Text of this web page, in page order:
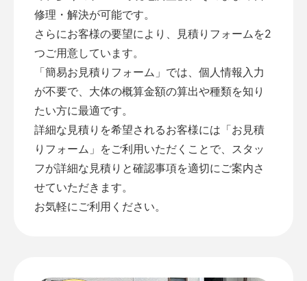
修理・解決が可能です。
さらにお客様の要望により、見積りフォームを2
つご用意しています。
「簡易お見積りフォーム 」では、個人情報入力
が不要で、大体の概算金額の算出や種類を知り
たい方に最適です。
詳細な見積りを希望されるお客様には「お見積
りフォーム 」をご利用いただくことで、スタッ
フが詳細な見積りと確認事項を適切にご案内さ
せていただきます。
お気軽にご利用ください。